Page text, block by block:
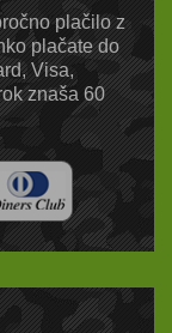
plačilo z
plačate do
Visa,
znaša 60